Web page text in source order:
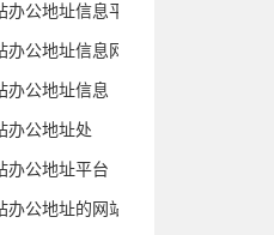
公地址信息平台
公地址信息网
办公地址信息
办公地址处
办公地址平台
公地址的网站